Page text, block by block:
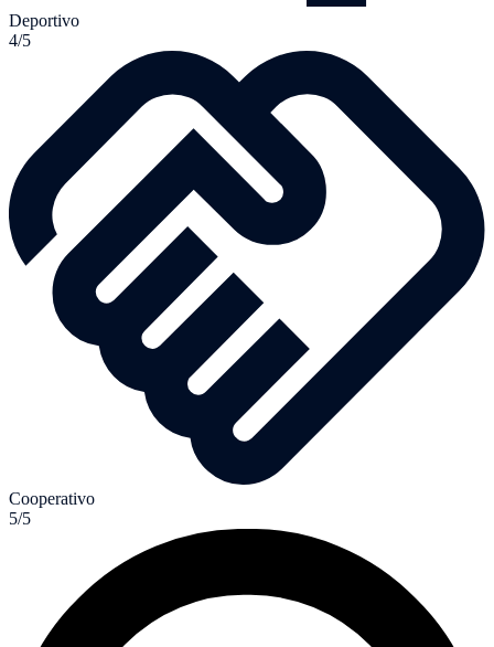
Deportivo
4/5
Cooperativo
5/5